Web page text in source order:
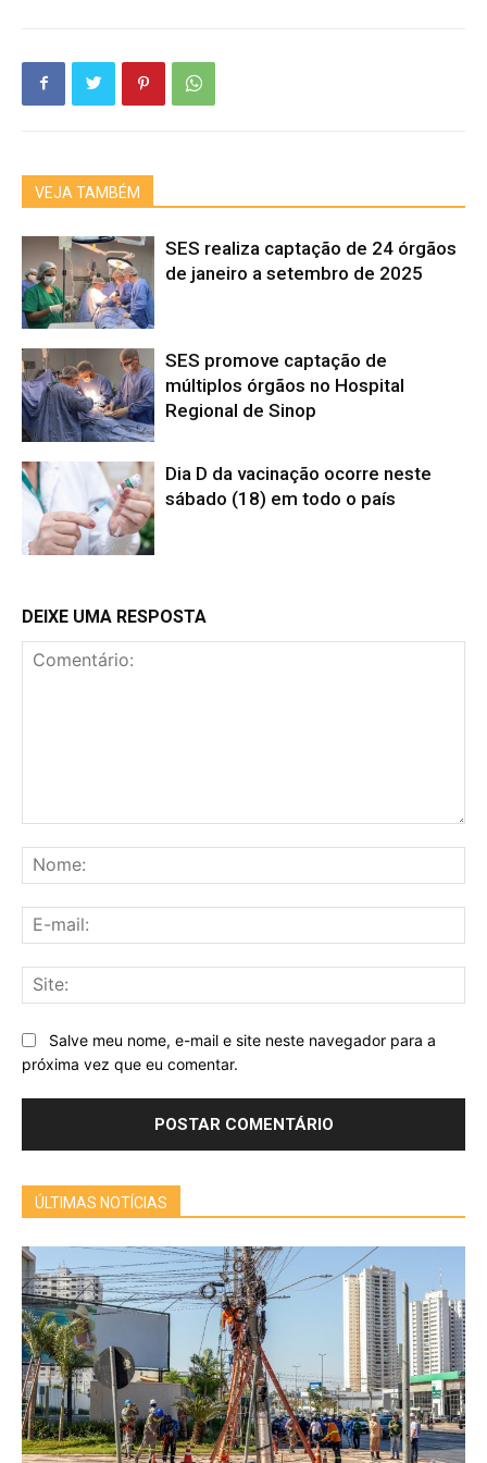
VEJA TAMBÉM
SES realiza captação de 24 órgãos
de janeiro a setembro de 2025
SES promove captação de
múltiplos órgãos no Hospital
Regional de Sinop
Dia D da vacinação ocorre neste
sábado (18) em todo o país
DEIXE UMA RESPOSTA
Salve meu nome, e-mail e site neste navegador para a
próxima vez que eu comentar.
ÚLTIMAS NOTÍCIAS